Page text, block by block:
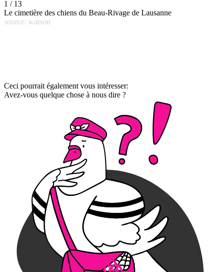
1 / 13
Le cimetière des chiens du Beau-Rivage de Lausanne
source: watson
Ceci pourrait également vous intéresser:
Avez-vous quelque chose à nous dire ?